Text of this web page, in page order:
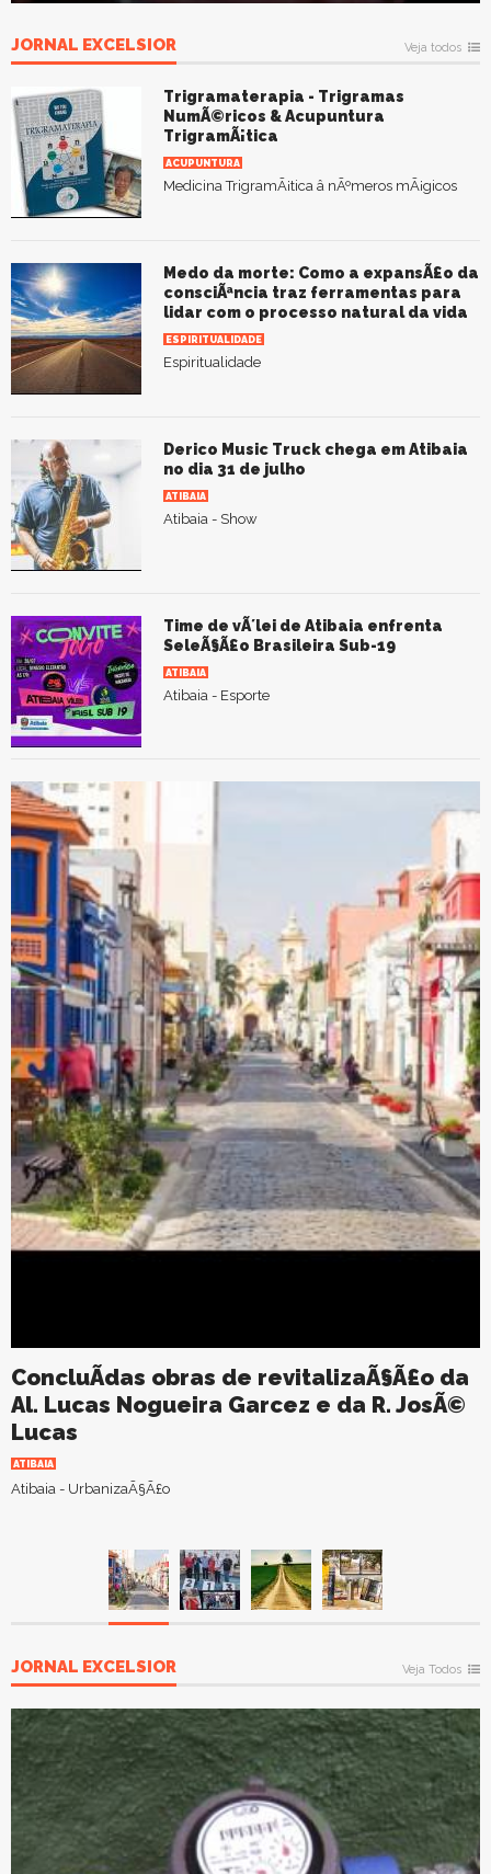
JORNAL EXCELSIOR Veja todos
Trigramaterapia - Trigramas
NumÃ©ricos & Acupuntura
TrigramÃ¡tica
ACUPUNTURA
Medicina TrigramÃ¡tica â nÃºmeros mÃ¡gicos
Medo da morte: Como a expansÃ£o da
consciÃªncia traz ferramentas para
lidar com o processo natural da vida
ESPIRITUALIDADE
Espiritualidade
Derico Music Truck chega em Atibaia
no dia 31 de julho
ATIBAIA
Atibaia - Show
Time de vÃ´lei de Atibaia enfrenta
SeleÃ§Ã£o Brasileira Sub-19
ATIBAIA
Atibaia - Esporte
ConcluÃ­das obras de revitalizaÃ§Ã£o da
Al. Lucas Nogueira Garcez e da R. JosÃ©
Lucas
ATIBAIA
Atibaia - UrbanizaÃ§Ã£o
JORNAL EXCELSIOR Veja Todos